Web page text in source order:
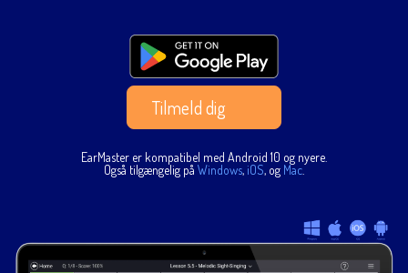
Tilmeld dig
EarMaster er kompatibel med Android 10 og nyere.
Også tilgængelig på Windows, iOS, og Mac